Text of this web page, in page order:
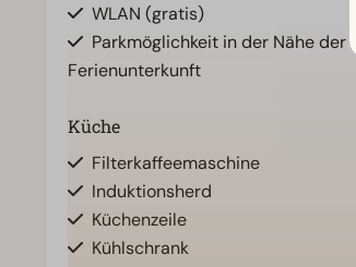
WLAN (gratis)
Parkmöglichkeit in der Nähe der
Ferienunterkunft
Küche
Filterkaffeemaschine
Induktionsherd
Küchenzeile
Kühlschrank